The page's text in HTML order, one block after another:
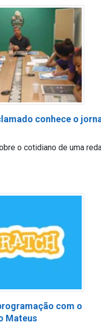
conhece o
o cotidiano de uma
com o
Mateus